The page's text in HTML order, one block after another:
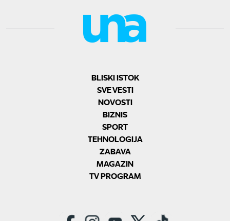
BLISKI ISTOK
SVE VESTI
NOVOSTI
BIZNIS
SPORT
TEHNOLOGIJA
ZABAVA
MAGAZIN
TV PROGRAM